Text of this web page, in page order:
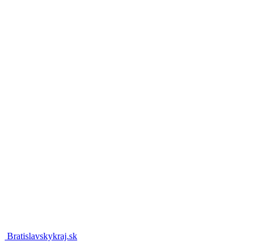
Bratislavskykraj.sk